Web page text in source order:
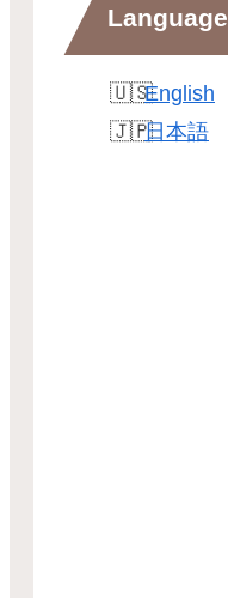
Language
English
日本語